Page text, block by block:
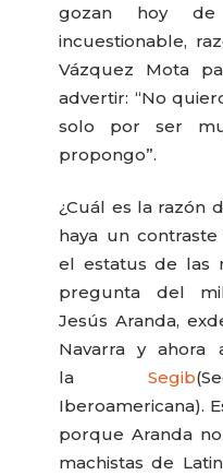
gozan hoy
incuestionable,
Vázquez Mota
advertir: “No
solo por ser
propongo”.
¿Cuál es la razón
haya un
el estatus de las
pregunta del
Jesús Aranda,
Navarra y ahora
la Segib
Iberoamericana).
porque Aranda
machistas de